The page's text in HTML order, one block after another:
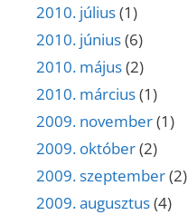
2010. július(1)
2010. június(6)
2010. május(2)
2010. március(1)
2009. november(1)
2009. október(2)
2009. szeptember(2)
2009. augusztus(4)